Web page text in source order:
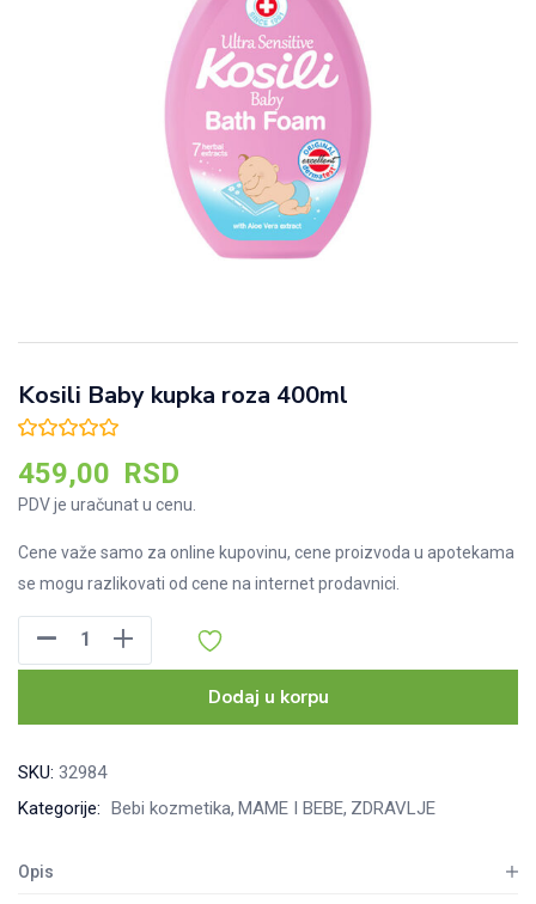
Kosili Baby kupka roza 400ml
459,00 RSD
PDV je uračunat u cenu.
Cene važe samo za online kupovinu, cene proizvoda u apotekama
se mogu razlikovati od cene na internet prodavnici.
Baby
roza
Dodaj u korpu
SKU: 32984
Kategorije: Bebi kozmetika MAME I BEBE ZDRAVLJE
Opis